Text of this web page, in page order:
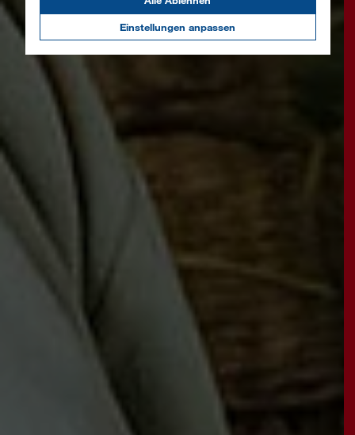
Einstellungen anpassen